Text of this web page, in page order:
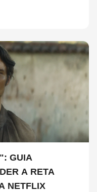
GUIA
A RETA
NETFLIX